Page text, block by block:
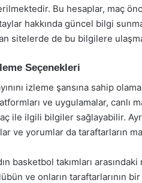
Bu hesaplar, maç
hakkında güncel bilgi
sitelerde de bu bilgilere
Seçenekleri
izleme şansına sahip
ve uygulamalar, canlı
ile ilgili bilgiler sağlayabilir.
ve yorumlar da taraftarların
basketbol takımları
ve onların taraftarlarının